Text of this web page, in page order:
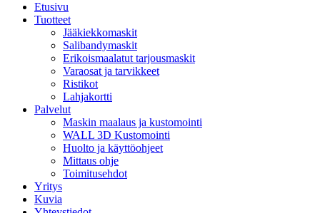
Etusivu
Tuotteet
Jääkiekkomaskit
Salibandymaskit
Erikoismaalatut tarjousmaskit
Varaosat ja tarvikkeet
Ristikot
Lahjakortti
Palvelut
Maskin maalaus ja kustomointi
WALL 3D Kustomointi
Huolto ja käyttöohjeet
Mittaus ohje
Toimitusehdot
Yritys
Kuvia